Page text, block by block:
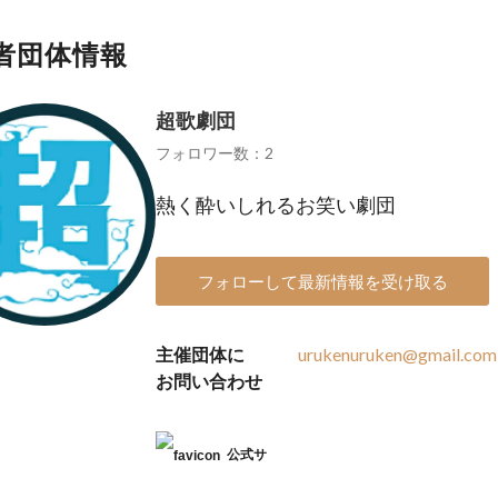
団体情報
超歌劇団
フォロワー数：2
熱く酔いしれるお笑い劇団
フォローして最新情報を受け取る
主催団体に
お問い合わせ
urukenuruken@gmail.com
公式サ